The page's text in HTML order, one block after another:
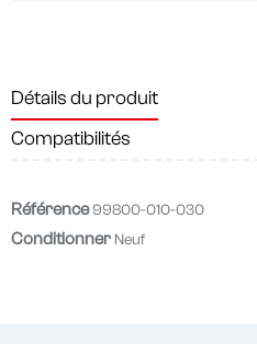
Détails du produit
Compatibilités
Référence99800-010-030
Conditionner Neuf